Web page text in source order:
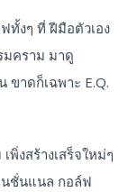
ทั้งๆ ที่ ฝีมือตัวเอง
คราม มาดู
ขาดก็เฉพาะ E.Q.
งสร้างเสร็จใหม่ๆ
นชั่นแนล กอล์ฟ